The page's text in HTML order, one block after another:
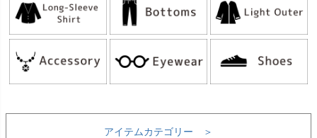
アイテムカテゴリー ＞